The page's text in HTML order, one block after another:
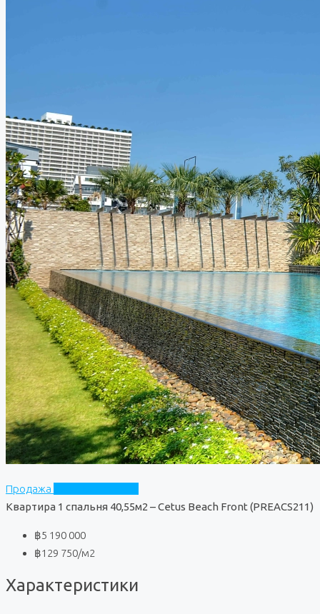
Продажа
Квартира 1 спальня 40,55м2 – Cetus Beach Front (PREACS211)
฿5 190 000
฿129 750/м2
Характеристики